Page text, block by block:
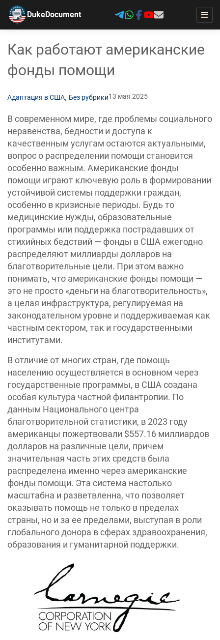
DukeDocument
Как работают американские
фонды помощи
Адаптация в США, Без рубрики13 мая 2025
В современном мире, где проблемы социального
неравенства, бедности и доступа к
качественным услугам остаются актуальными,
вопрос о распределении помощи становится
особенно важным. Американские фонды
помощи играют ключевую роль в формировании
устойчивой системы поддержки граждан,
особенно в кризисные периоды. Будь то
медицинские нужды, образовательные
программы или поддержка пострадавших от
стихийных бедствий — фонды в США ежегодно
распределяют миллиарды долларов на
благотворительные цели. При этом важно
понимать, что американские фонды помощи —
это не просто «деньги на благотворительность»,
а целая инфраструктура, регулируемая на
законодательном уровне и поддерживаемая как
частным сектором, так и государственными
институтами.
В отличие от многих стран, где помощь
населению осуществляется в основном через
государственные программы, в США создана
особая культура частной филантропии. По
данным Национального центра
благотворительной статистики, в 2023 году
американцы пожертвовали $557.16 миллиардов
долларов на различные цели, причем
значительная часть этих средств была
распределена именно через американские
фонды помощи. Эта система настолько
масштабна и разветвленна, что позволяет
оказывать помощь не только в пределах
страны, но и за ее пределами, выступая в роли
глобального донора в сферах здравоохранения,
образования и гуманитарной поддержки.